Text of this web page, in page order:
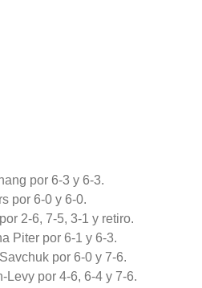
por 6-3 y 6-3.
por 6-0 y 6-0.
2-6, 7-5, 3-1 y retiro.
Piter por 6-1 y 6-3.
por 6-0 y 7-6.
por 4-6, 6-4 y 7-6.